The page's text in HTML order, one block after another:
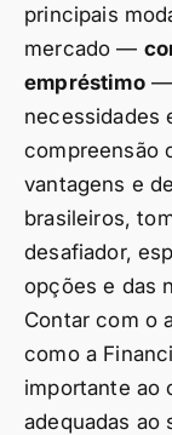
principais
mercado —
empréstimo—
necessidades
compreensão
vantagens e
brasileiros,
desafiador,
opções e das
Contar com o
como a
importante ao
adequadas ao